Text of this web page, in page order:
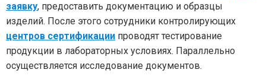
заявку, предоставить документацию и образцы
изделий. После этого сотрудники контролирующих
центров сертификации проводят тестирование
продукции в лабораторных условиях. Параллельно
осуществляется исследование документов.